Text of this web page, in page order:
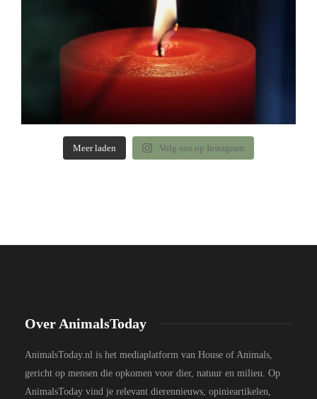
Meer laden Volg ons op Instagram
Over AnimalsToday
AnimalsToday.nl is het mediaplatform van House of Animals,
gericht op mensen die opkomen voor dier, natuur en milieu. Op
AnimalsToday vind je relevant dierennieuws, opinieartikelen,